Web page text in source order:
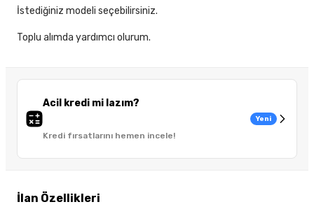
Acil kredi mi lazım?
Kredi fırsatlarını hemen incele!
Yeni
İlan Özellikleri
İstediğiniz modeli seçebilirsiniz.
Toplu alımda yardımcı olurum.